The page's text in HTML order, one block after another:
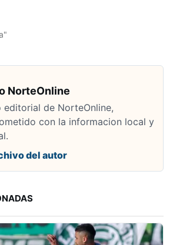
NorteOnline
editorial de NorteOnline,
con la informacion local y
del autor